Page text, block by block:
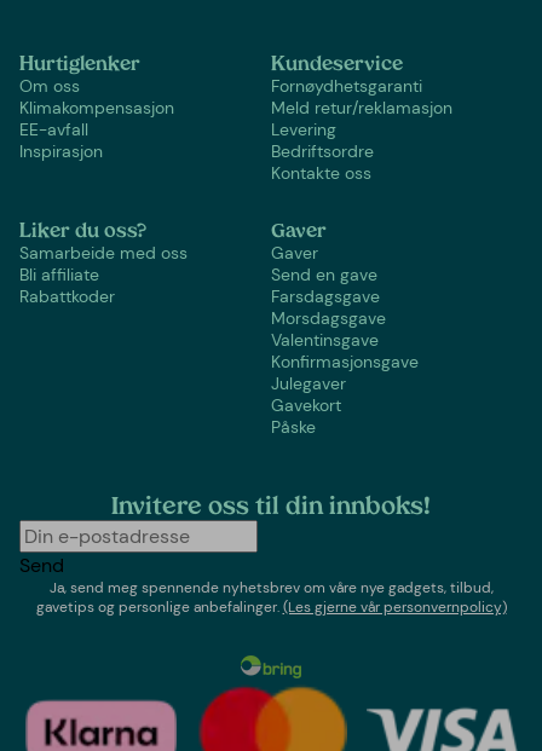
Hurtiglenker
Om oss
Klimakompensasjon
EE-avfall
Inspirasjon
Kundeservice
Fornøydhetsgaranti
Meld retur/reklamasjon
Levering
Bedriftsordre
Kontakte oss
Liker du oss?
Samarbeide med oss
Bli affiliate
Rabattkoder
Gaver
Gaver
Send en gave
Farsdagsgave
Morsdagsgave
Valentinsgave
Konfirmasjonsgave
Julegaver
Gavekort
Påske
Invitere oss til din innboks!
Send
Ja, send meg spennende nyhetsbrev om våre nye gadgets, tilbud,
gavetips og personlige anbefalinger.(Les gjerne vår personvernpolicy)